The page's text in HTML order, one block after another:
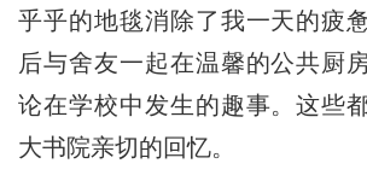
乎乎的地毯消除了我一天的疲
后与舍友一起在温馨的公共厨
论在学校中发生的趣事。这些
大书院亲切的回忆。